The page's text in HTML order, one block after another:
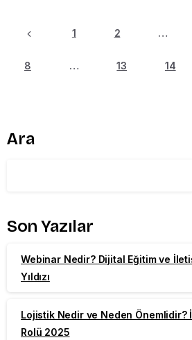
1 2 …
8 … 13 14
Ara
Son Yazılar
Webinar Nedir? Dijital Eğitim ve
Yıldızı
Lojistik Nedir ve Neden Önemlidir?
Rolü 2025